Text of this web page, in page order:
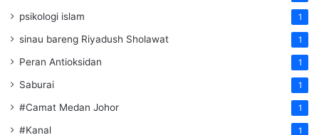
psikologi islam 1
sinau bareng Riyadush Sholawat 1
Peran Antioksidan 1
Saburai 1
#Camat Medan Johor 1
#Kanal 1